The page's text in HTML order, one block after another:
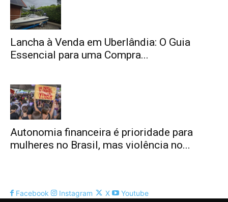
Lancha à Venda em Uberlândia: O Guia
Essencial para uma Compra...
Autonomia financeira é prioridade para
mulheres no Brasil, mas violência no...
Facebook Instagram X Youtube